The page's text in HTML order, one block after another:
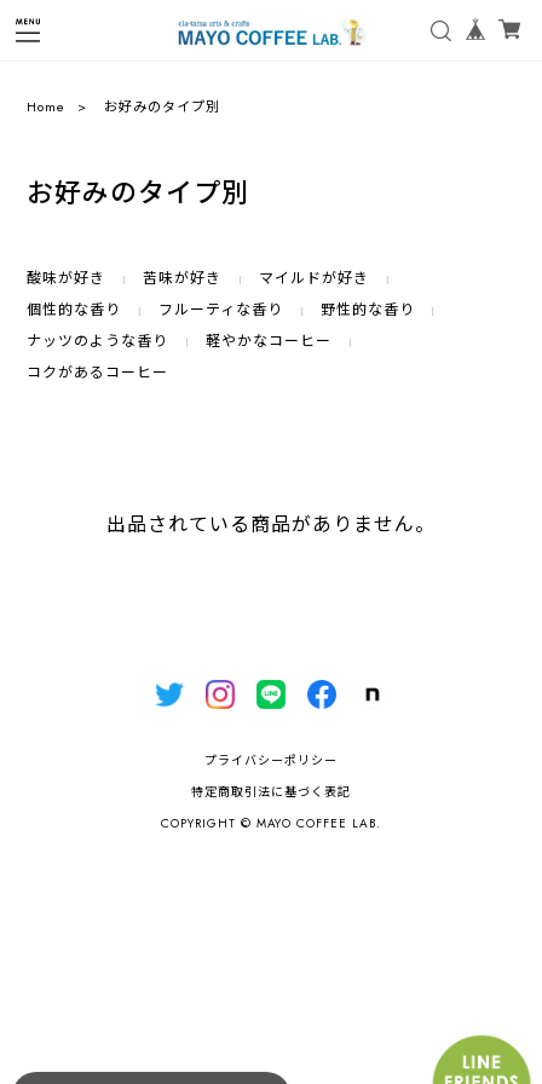
Home お好みのタイプ別
お好みのタイプ別
酸味が好き 苦味が好き
マイルドが好き
個性的な香り
フルーティな香り
野性的な香り
ナッツのような香り
軽やかなコーヒー
コクがあるコーヒー
出品されている商品がありません。
プライバシーポリシー
特定商取引法に基づく表記
COPYRIGHT © MAYO COFFEE LAB.